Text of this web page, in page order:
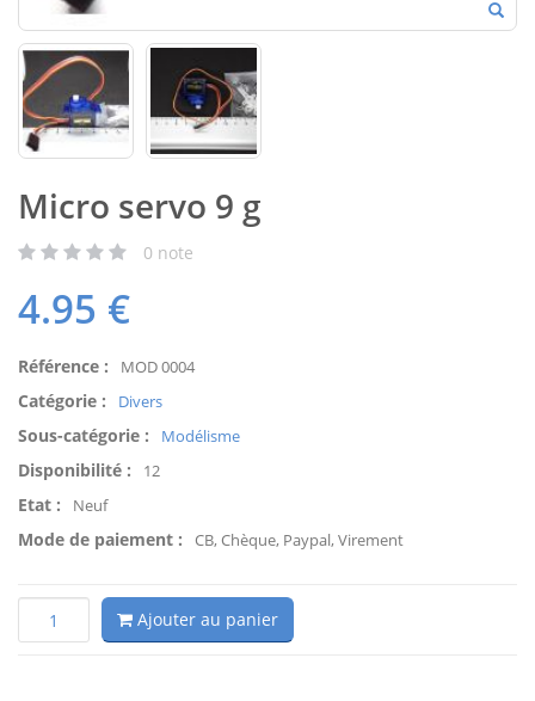
Micro servo 9 g
0 note
4.95 €
Référence : MOD 0004
Catégorie : Divers
Sous-catégorie : Modélisme
Disponibilité : 12
Etat : Neuf
Mode de paiement : CB, Chèque, Paypal, Virement
Ajouter au panier